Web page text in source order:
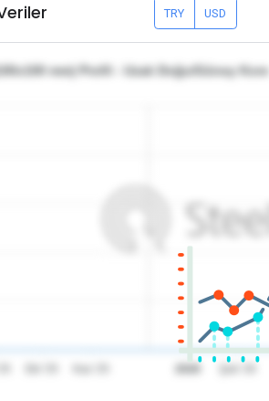
TRY USD
mm) Profil - Uzak Doğu/Güney Kore